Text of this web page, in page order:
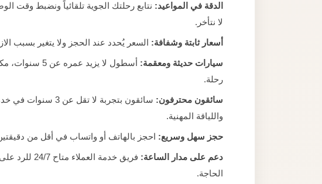
الدقة في المواعيد: نتابع رحلتك الجوية تلقائياً ونضبط وقت
لا نتأخر.
أسعار ثابتة وشفافة: السعر يُحدد عند الحجز ولا يتغير بسبب
سيارات حديثة ومعقمة:
أسطول لا
رحلة.
سائقون محترفون:
سائقون بتجربة لا
واللياقة المهنية.
حجز سهل وسريع: احجز بالهاتف أو واتساب في أقل من
دعم على مدار الساعة:
فريق خدمة
الحاجة.